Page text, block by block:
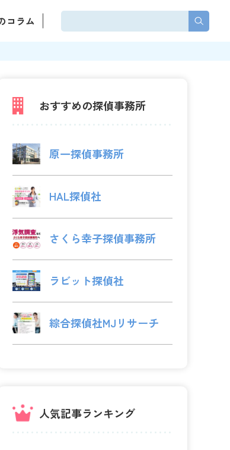
コラム
おすすめの探偵事務所
原一探偵事務所
HAL探偵社
さくら幸子探偵事務所
ラビット探偵社
綜合探偵社MJリサーチ
人気記事ランキング